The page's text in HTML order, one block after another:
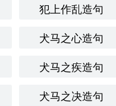
犯上作乱造句
犬马之心造句
犬马之疾造句
犬马之决造句